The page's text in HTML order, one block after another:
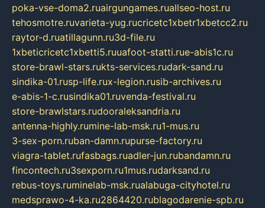
poka-vse-doma2.ruairgungames.ruallseo-host.ru
tehosmotre.ruvarieta-yug.rucricetc1xbetr1xbetcc2.ru
raytor-d.ruatillagunn.ru3d-file.ru
1xbeticricetc1xbetti5.ruuafoot-statti.rue-abis1c.ru
store-brawl-stars.rukts-services.rudark-sand.ru
sindika-01.rusp-life.rux-legion.rusib-archives.ru
e-abis-1-c.rusindika01.ruvenda-festival.ru
store-brawlstars.rudooraleksandria.ru
antenna-highly.rumine-lab-msk.ru1-mus.ru
3-sex-porn.ruban-damn.rupurse-factory.ru
viagra-tablet.rufasbags.ruadler-jun.rubandamn.ru
fincontech.ru3sexporn.ru1mus.rudarksand.ru
rebus-toys.ruminelab-msk.rualabuga-cityhotel.ru
medsprawo-4-ka.ru2864420.rublagodarenie-spb.ru